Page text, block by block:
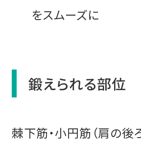
をスムーズに
鍛えられる部位
棘下筋・小円筋（肩の後